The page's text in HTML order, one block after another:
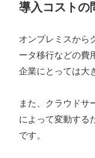
導入コストの
オンプレミスから
ータ移行などの費
企業にとっては大
また、クラウドサ
によって変動する
です。